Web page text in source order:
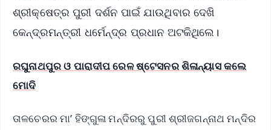
ଶ୍ରୀକ୍ଷେତ୍ର ପୁରୀ ଦର୍ଶନ ପାଇଁ ଯାଉଥିବାର ଦେଖି
କେନ୍ଦ୍ରମନ୍ତ୍ରୀ ଧର୍ମେନ୍ଦ୍ର ପ୍ରଧାନ ଅଟକିଥିଲେ।
ରଘୁନାଥପୁର ଓ ପାରାଦୀପ ରେଳ ଷ୍ଟେସନର ଶିଳାନ୍ୟାସ କଲେ
ମୋଦି
ତାଳଚେରର ମା’ ହିଙ୍ଗୁଳା ମନ୍ଦିରରୁ ପୁରୀ ଶ୍ରୀଜଗନ୍ନାଥ ମନ୍ଦିର